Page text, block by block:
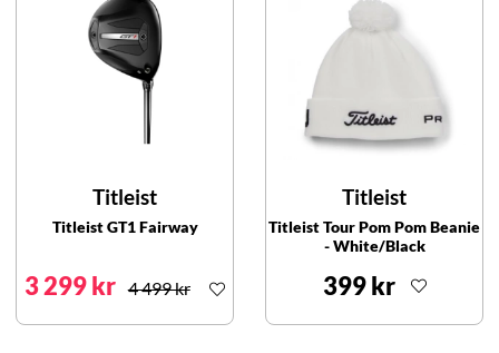
Titleist
Titleist GT1 Fairway
3 299 kr 4 499 kr
Titleist
Titleist Tour Pom Pom Beanie
- White/Black
399 kr